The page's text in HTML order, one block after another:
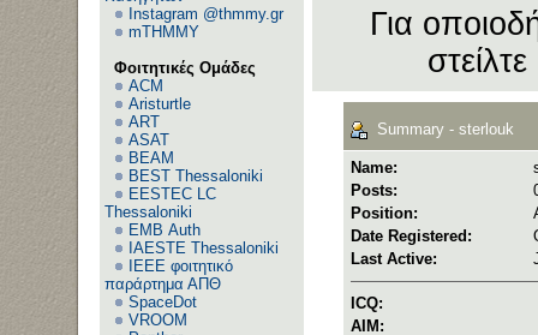
Instagram @thmmy.gr
mTHMMY
Φοιτητικές Ομάδες
ACM
Aristurtle
ART
ASAT
BEAM
BEST Thessaloniki
EESTEC LC
Thessaloniki
EΜΒ Auth
IAESTE Thessaloniki
IEEE φοιτητικό
παράρτημα ΑΠΘ
SpaceDot
VROOM
Για
Summary - sterlouk
Name:
Posts:
Position:
Date Registered:
Last Active:
ICQ:
AIM: